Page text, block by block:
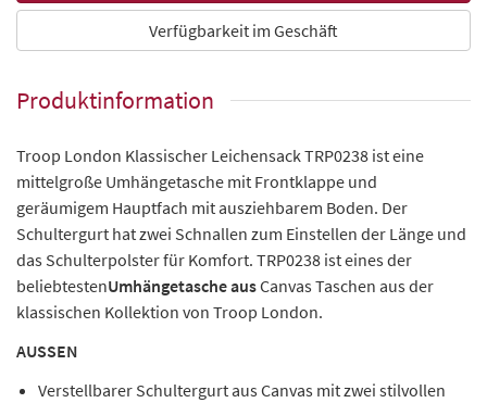
Verfügbarkeit im Geschäft
Produktinformation
Troop London Klassischer Leichensack TRP0238 ist eine
mittelgroße Umhängetasche mit Frontklappe und
geräumigem Hauptfach mit ausziehbarem Boden. Der
Schultergurt hat zwei Schnallen zum Einstellen der Länge und
das Schulterpolster für Komfort. TRP0238 ist eines der
beliebtestenUmhängetasche ausCanvas Taschen aus der
klassischen Kollektion von Troop London.
AUSSEN
Verstellbarer Schultergurt aus Canvas mit zwei stilvollen